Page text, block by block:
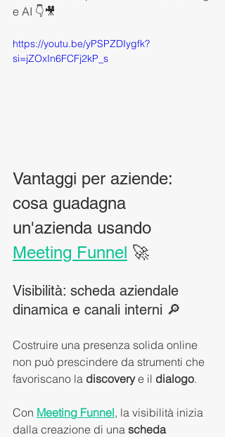
e AI 👇🎥
https://youtu.be/yPSPZDIygfk?
si=jZOxIn6FCFj2kP_s
Vantaggi per aziende:
cosa guadagna
un'azienda usando
Meeting Funnel 🚀
Visibilità: scheda aziendale
dinamica e canali interni 🔎
Costruire una presenza solida online
non può prescindere da strumenti che
favoriscano la discovery e il dialogo.
Con Meeting Funnel, la visibilità inizia
dalla creazione di una scheda